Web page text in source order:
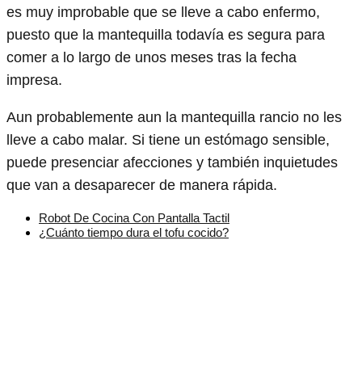
es muy improbable que se lleve a cabo enfermo,
puesto que la mantequilla todavía es segura para
comer a lo largo de unos meses tras la fecha
impresa.
Aun probablemente aun la mantequilla rancio no les
lleve a cabo malar. Si tiene un estómago sensible,
puede presenciar afecciones y también inquietudes
que van a desaparecer de manera rápida.
Robot De Cocina Con Pantalla Tactil
¿Cuánto tiempo dura el tofu cocido?